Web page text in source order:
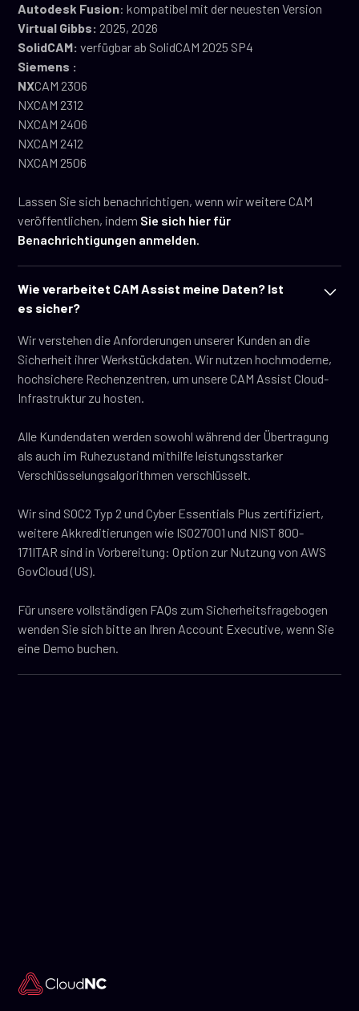
‍Autodesk Fusion: kompatibel mit der neuesten Version
Virtual Gibbs: 2025, 2026
SolidCAM:verfügbar ab SolidCAM 2025 SP4
Siemens :
‍NXCAM 2306
NXCAM 2312
NXCAM 2406
NXCAM 2412
NXCAM 2506
Lassen Sie sich benachrichtigen, wenn wir weitere CAM
veröffentlichen, indem Sie sich hier für
Benachrichtigungen anmelden.
Wie verarbeitet CAM Assist meine Daten? Ist
es sicher?
Wir verstehen die Anforderungen unserer Kunden an die
Sicherheit ihrer Werkstückdaten. Wir nutzen hochmoderne,
hochsichere Rechenzentren, um unsere CAM Assist Cloud-
Infrastruktur zu hosten.
Alle Kundendaten werden sowohl während der Übertragung
als auch im Ruhezustand mithilfe leistungsstarker
Verschlüsselungsalgorithmen verschlüsselt.
Wir sind SOC2 Typ 2 und Cyber Essentials Plus zertifiziert,
weitere Akkreditierungen wie ISO27001 und NIST 800-
171ITAR sind in Vorbereitung: Option zur Nutzung von AWS
GovCloud (US).
Für unsere vollständigen FAQs zum Sicherheitsfragebogen
wenden Sie sich bitte an Ihren Account Executive, wenn Sie
eine Demo buchen.